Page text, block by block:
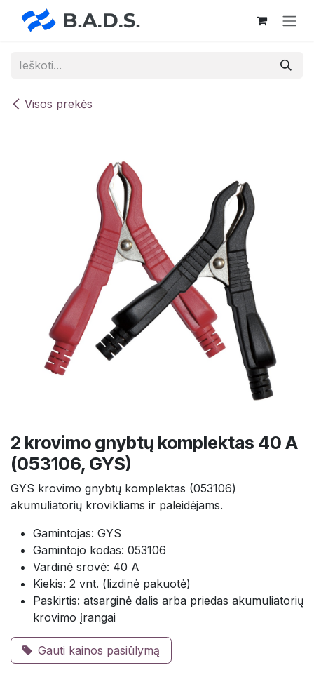
Skip to Content
Visos prekės
2 krovimo gnybtų komplektas 40 A
(053106, GYS)
GYS krovimo gnybtų komplektas (053106)
akumuliatorių krovikliams ir paleidėjams.
Gamintojas: GYS
Gamintojo kodas: 053106
Vardinė srovė: 40 A
Kiekis: 2 vnt. (lizdinė pakuotė)
Paskirtis: atsarginė dalis arba priedas akumuliatorių
krovimo įrangai
Gauti kainos pasiūlymą